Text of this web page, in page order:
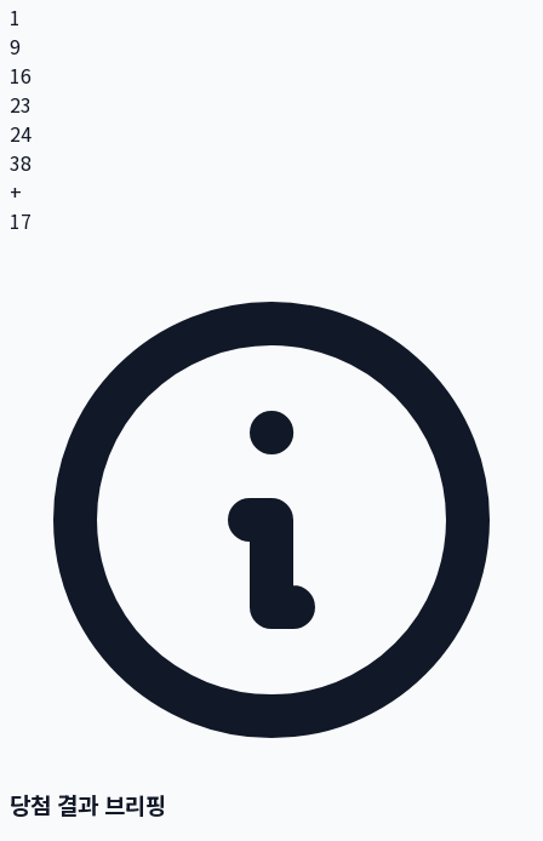
1
9
16
23
24
38
+
17
당첨 결과 브리핑